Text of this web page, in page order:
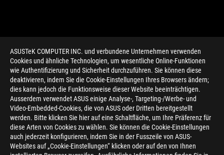
ASUSTeK COMPUTER INC. und verbundene Unternehmen verwenden
Cookies und ähnliche Technologien, um wesentliche Online-Funktionen
wie Authentifizierung und Sicherheit durchzuführen. Sie können diese
deaktivieren, indem Sie die Cookie-Einstellungen Ihres Browsers ändern;
dies kann jedoch die Funktionsweise dieser Website beeinträchtigen.
Ausserdem verwendet ASUS einige Analyse-, Targeting-/Werbe- und
Video-Embedded-Cookies, die von ASUS oder Dritten bereitgestellt
werden. Bitte klicken Sie hier auf eine Schaltfläche, um Ihre Präferenz für
diese Arten von Cookies zu wählen. Sie können die Cookie-Einstellungen
auch jederzeit konfigurieren, indem Sie in der Fusszeile von ASUS-
Websites auf „Cookie-Einstellungen“ klicken oder auf den von Ihnen
> GAMING INTEL